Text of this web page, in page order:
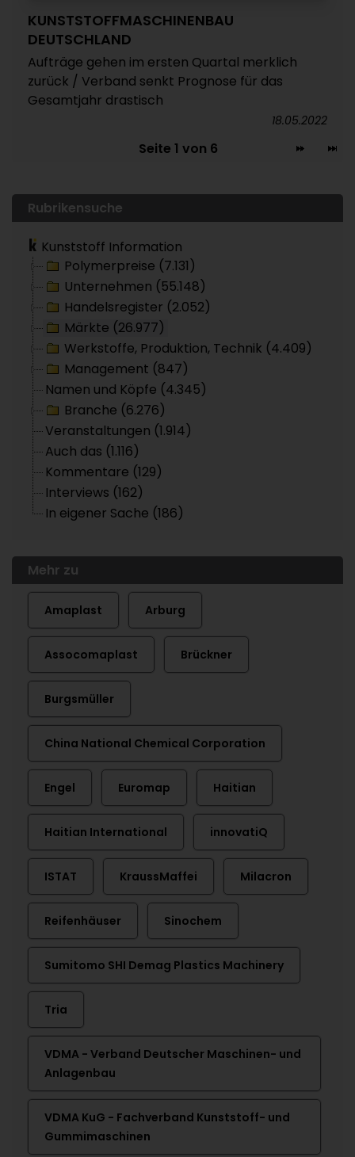
KUNSTSTOFFMASCHINENBAU
DEUTSCHLAND
Aufträge gehen im ersten Quartal merklich
zurück / Verband senkt Prognose für das
Gesamtjahr drastisch
18.05.2022
Seite 1 von 6
Rubrikensuche
Kunststoff Information
Polymerpreise (7.131)
Unternehmen (55.148)
Handelsregister (2.052)
Märkte (26.977)
Werkstoffe, Produktion, Technik (4.409)
Management (847)
Namen und Köpfe (4.345)
Branche (6.276)
Veranstaltungen (1.914)
Auch das (1.116)
Kommentare (129)
Interviews (162)
In eigener Sache (186)
Mehr zu
Amaplast Arburg
Assocomaplast Brückner
Burgsmüller
China National Chemical Corporation
Engel Euromap Haitian
Haitian International innovatiQ
ISTAT KraussMaffei Milacron
Reifenhäuser Sinochem
Sumitomo SHI Demag Plastics Machinery
Tria
VDMA - Verband Deutscher Maschinen- und
Anlagenbau
VDMA KuG - Fachverband Kunststoff- und
Gummimaschinen